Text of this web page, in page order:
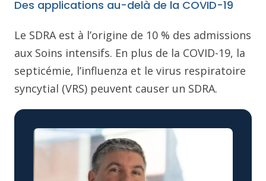
Des applications au-delà de la COVID-19
Le SDRA est à l’origine de 10 % des admissions
aux Soins intensifs. En plus de la COVID-19, la
septicémie, l’influenza et le virus respiratoire
syncytial (VRS) peuvent causer un SDRA.